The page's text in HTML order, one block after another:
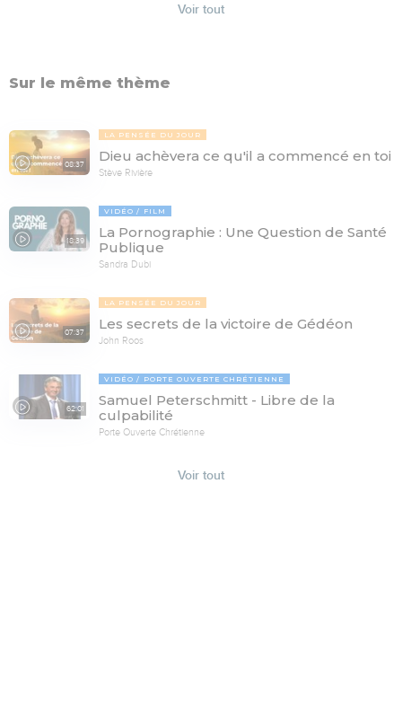
Voir tout
Sur le même thème
08:37
LA PENSÉE DU JOUR
Dieu achèvera ce qu'il a commencé en toi
Stève Rivière
18:39
VIDÉO FILM
La Pornographie : Une Question de Santé
Publique
Sandra Dubi
07:37
LA PENSÉE DU JOUR
Les secrets de la victoire de Gédéon
John Roos
62:01
VIDÉO PORTE OUVERTE CHRÉTIENNE
Samuel Peterschmitt - Libre de la
culpabilité
Porte Ouverte Chrétienne
Voir tout